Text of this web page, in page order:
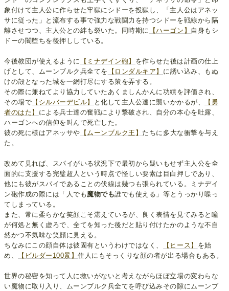
象付けて主人公に作らせた牢獄にシドーを投獄し、「主人公はアネッ
サに従った」と流布する事で強力な戦闘力を持つシドーを戦線から隔
離させつつ、主人公との絆も裂いた。同時期に
【ハーゴン】 自身もシ
ドーの闇堕ちを後押ししている。
今後教団が使えるように 【ミナデイン砲】 を作らせた後は計画の仕上
げとして、ムーンブルク兵全てを
【ロンダルキア】 に誘い込み、もぬ
けの殻となった城を一網打尽にする策を弄する。
その際に兼ねてより協力していたあくましんかんに功績を評価され、
その場で 【シルバーデビル】 と化して主人公達に襲いかかるが、
【勇
者のはた】 による兵士達の奮戦により撃破され、自分の本心を吐露、
ハーゴンへの信仰を叫んで死亡した。
彼の死に様はアネッサや 【ムーンブルク王】 たちに多大な衝撃を与え
た。
改めて見れば、スパイがいる状況下で最初から疑いもせず主人公を全
面的に支援する完璧超人という時点で怪しい要素は目白押しであり、
他にも彼がスパイであることの伏線は幾つも張られている。ミナデイ
ン砲作成の際には「人でも 魔物でも誰でも使える」等とうっかり喋っ
てしまっている。
また、常に柔らかな笑顔こそ湛えているが、良く表情を見てみると瞳
が何処と無く虚ろで、全てを知った後だと貼り付けたかのような不自
然かつ不気味な笑顔に見える。
ちなみにこの顔自体は彼固有というわけではなく、
【ヒース】 を始
め、
【ビルダー100景】住人にもそっくりな顔の者が出る場合もある。
世界の秘密を知って人に救いがないと考えながらほぼ立場の変わらな
い魔物に取り入り、ムーンブルク兵全てを呼び込みその隙にムーンブ